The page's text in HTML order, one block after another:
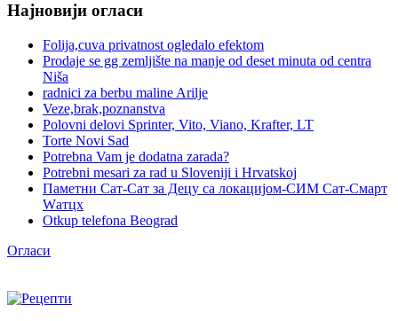
Најновији огласи
Folija,cuva privatnost ogledalo efektom
Prodaje se gg zemljište na manje od deset minuta od centra
Niša
radnici za berbu maline Arilje
Veze,brak,poznanstva
Polovni delovi Sprinter, Vito, Viano, Krafter, LT
Torte Novi Sad
Potrebna Vam je dodatna zarada?
Potrebni mesari za rad u Sloveniji i Hrvatskoj
Паметни Сат-Сат за Децу са локацијом-СИМ Сат-Смарт
Wатцх
Otkup telefona Beograd
Огласи